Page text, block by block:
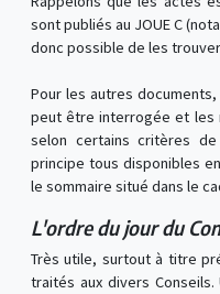
sont publiés au JOUE C
donc possible de les
Pour les autres
peut être interrogée et les
selon certains critères
principe tous disponibles
le sommaire situé dans le
L'ordre du jour du
Très utile, surtout à titre
traités aux divers